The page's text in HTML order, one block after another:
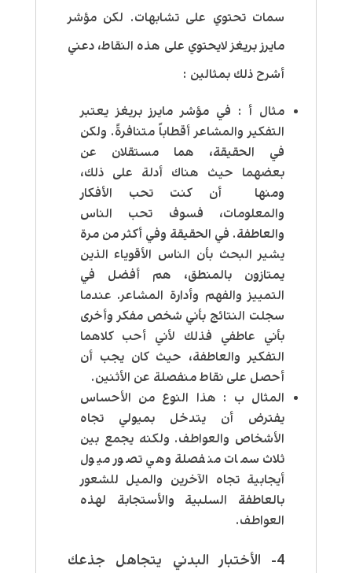
سمات تحتوي على تشابهات. لكن مؤشر
مايرز بريغز لايحتوي على هذه النقاط، دعني
أشرح ذلك بمثالين :
مثال أ : في مؤشر مايرز بريغز يعتبر
التفكير والمشاعر أقطاباً متنافرةً. ولكن
في الحقيقة، هما مستقلان عن
بعضهما حيث هناك أدلة على ذلك،
ومنها أن كنت تحب الأفكار
والمعلومات، فسوف تحب الناس
والعاطفة. في الحقيقة وفي أكثر من مرة
يشير البحث بأن الناس الأقوياء الذين
يمتازون بالمنطق، هم أفضل في
التمييز والفهم وأدارة المشاعر. عندما
سجلت النتائج بأني شخص مفكر وأخرى
بأني عاطفي فذلك لأني أحب كلاهما
التفكير والعاطفة، حيث كان يجب أن
أحصل على نقاط منفصلة عن الأثنين.
المثال ب : هذا النوع من الأحساس
يفترض أن يتدخل بميولي تجاه
الأشخاص والعواطف. ولكنه يجمع بين
ثلاث سمات منفصلة وهي تصور ميول
أيجابية تجاه الآخرين والميل للشعور
بالعاطفة السلبية والأستجابة لهذه
العواطف.
4- الأختبار البدني يتجاهل جذعك